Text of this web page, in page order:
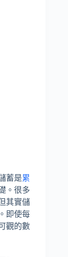
蓄是累
。很多
其實儲
即使每
觀的數